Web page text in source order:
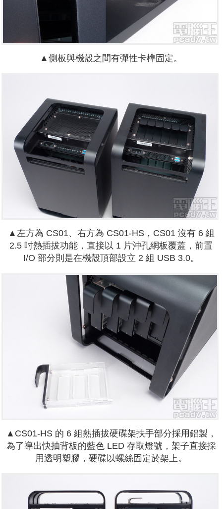
▲側板與機殼之間有彈性卡榫固定。
▲左方為 CS01、右方為 CS01-HS，CS01 沒有 6 組
2.5 吋熱插拔功能，直接以 1 片沖孔網板覆蓋，前置
I/O 部分則是在機殼頂部設立 2 組 USB 3.0。
▲CS01-HS 的 6 組熱插拔硬碟架扶手部分採用鋁製，
為了導出快抽背板的藍色 LED 存取燈號，架子直接採
用透明塑膠，硬碟以螺絲固定於架上。